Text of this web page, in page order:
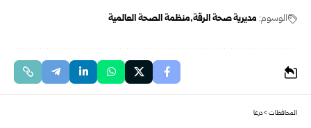
الوسوم: مديرية صحة الرقة منظمة الصحة العالمية
المحافظات>درعا